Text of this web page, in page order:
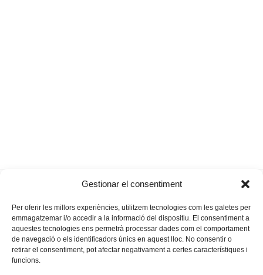
Gestionar el consentiment
Per oferir les millors experiències, utilitzem tecnologies com les galetes per
emmagatzemar i/o accedir a la informació del dispositiu. El consentiment a
aquestes tecnologies ens permetrà processar dades com el comportament
de navegació o els identificadors únics en aquest lloc. No consentir o
retirar el consentiment, pot afectar negativament a certes característiques i
funcions.
next
que cerquen mapes